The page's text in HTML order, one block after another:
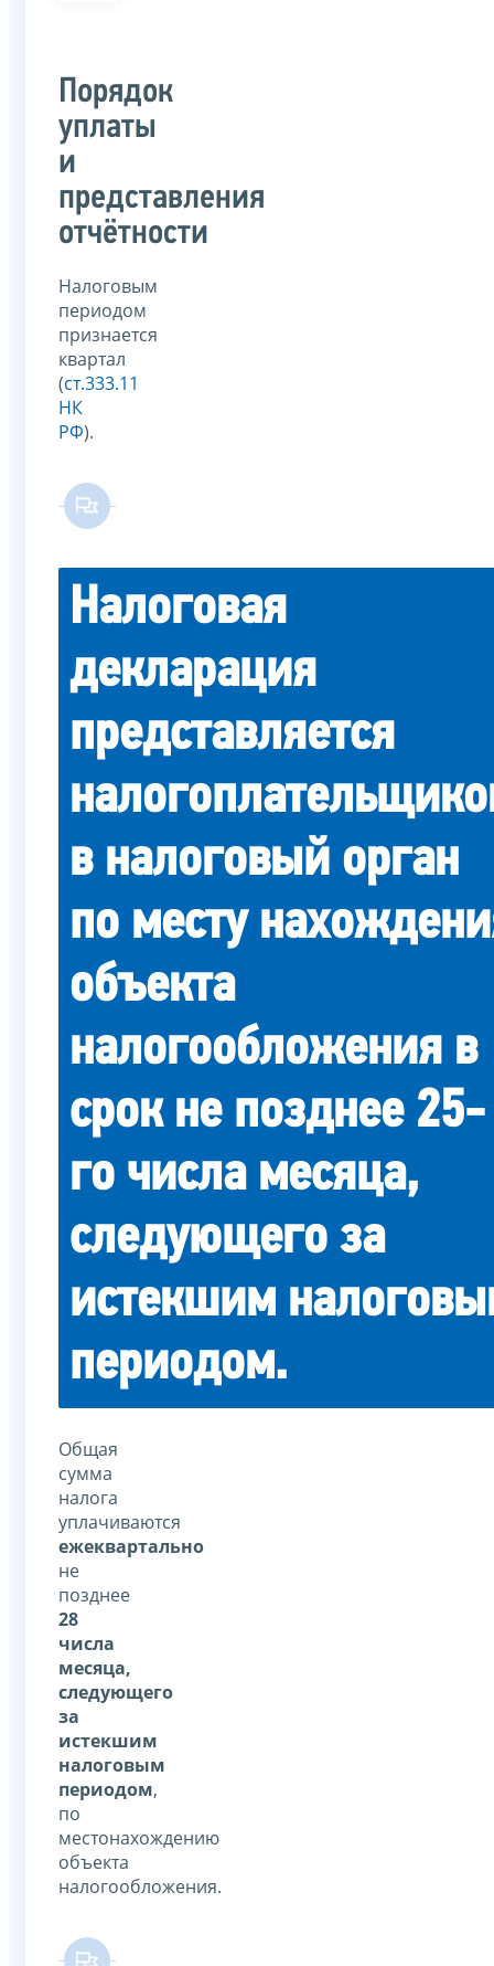
Порядок
уплаты
и
представления
отчётности
Налоговым
периодом
признается
квартал
(ст.333.11
НК
РФ).
Налоговая
декларация
представляется
в налоговый орган
по месту
объекта
налогообложения в
срок не позднее 25-
го числа месяца,
следующего за
истекшим
периодом.
Общая
сумма
налога
уплачиваются
ежеквартально
не
позднее
28
числа
месяца,
следующего
за
истекшим
налоговым
периодом,
по
местонахождению
объекта
налогообложения.